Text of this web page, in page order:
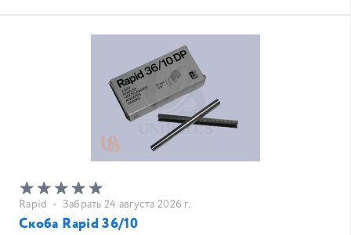
Rapid • Забрать 24 августа 2026 г.
Скоба Rapid 36/10